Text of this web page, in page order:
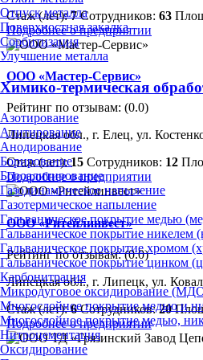
Отпуск металла
Поверхностная закалка
Сорбитизация
Улучшение металла
Химико-термическая
Азотирование
Алитирование
Анодирование
Борирование
Бороалитирование
Газодинамическое напыление
Газотермическое напыление
Гальваническое покрытие медью
Гальваническое покрытие никелем
Гальваническое покрытие хромом
Гальваническое покрытие цинком
Карбонитрация
Микродуговое оксидирование
Многослойное покрытие медью и
Многослойное покрытие медью,
Нитроцементация
Оксидирование
Стаж (лет):7 Сотрудников: 63
Подробнее о предприятии
ООО «Мастер-Сервис»
Рейтинг по отзывам: (0.0)
Липецкая обл., г. Елец, ул.
Стаж (лет):15 Сотрудников: 12
Подробнее о предприятии
ООО «Ритейлинвест»
Рейтинг по отзывам:(0.0)
Липецкая обл., г. Липецк, ул.
Стаж (лет):6 Сотрудников:20
Подробнее о предприятии